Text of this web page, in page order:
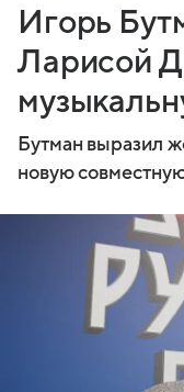
Игорь
Ларисой
Бутман выразил
новую